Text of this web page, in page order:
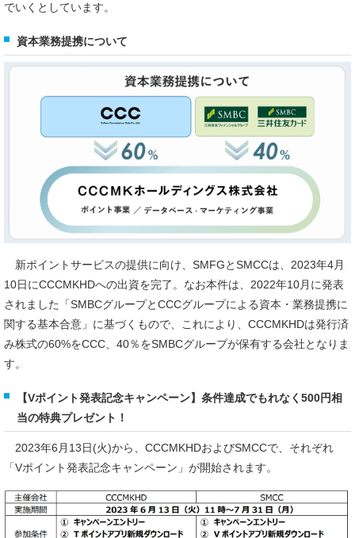
でいくとしています。
資本業務提携について
新ポイントサービスの提供に向け、SMFGとSMCCは、2023年4月
10日にCCCMKHDへの出資を完了。なお本件は、2022年10月に発表
されました「SMBCグループとCCCグループによる資本・業務提携に
関する基本合意」に基づくもので、これにより、CCCMKHDは発行済
み株式の60%をCCC、40％をSMBCグループが保有する会社となりま
す。
【Vポイント発表記念キャンペーン】条件達成でもれなく500円相
当の特典プレゼント！
2023年6月13日(火)から、CCCMKHDおよびSMCCで、それぞれ
「Vポイント発表記念キャンペーン」が開始されます。